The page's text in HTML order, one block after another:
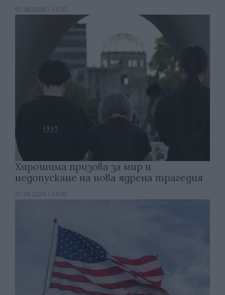
07.08.2026 / 14:30
Хирошима призова за мир и
недопускане на нова ядрена трагедия
07.08.2026 / 14:00